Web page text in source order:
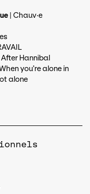
| Chauv·e
| After Hannibal
When you’re alone in
alone